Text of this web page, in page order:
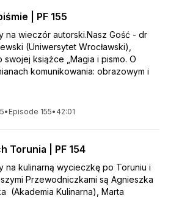
| PF 155
na wieczór autorski.Nasz Gość - dr
(Uniwersytet Wrocławski),
swojej książce „Magia i pismo. O
komunikowania: obrazowym i
• Episode 155• 42:01
Torunia | PF 154
na kulinarną wycieczkę po Toruniu i
Przewodniczkami są Agnieszka
(Akademia Kulinarna), Marta